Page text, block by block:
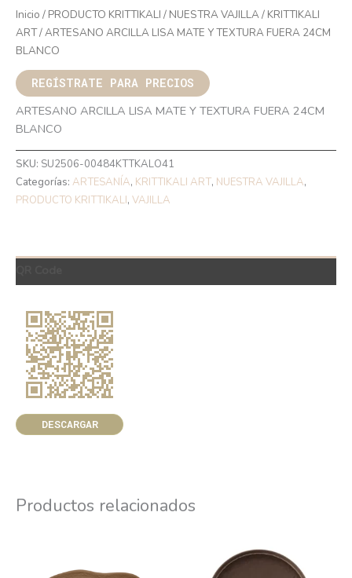
Inicio / PRODUCTO KRITTIKALI / NUESTRA VAJILLA/ KRITTIKALI
ART/ ARTESANO ARCILLA LISA MATE Y TEXTURA FUERA 24CM
BLANCO
REGÍSTRATE PARA PRECIOS
ARTESANO ARCILLA LISA MATE Y TEXTURA FUERA 24CM
BLANCO
SKU: SU2506-00484KTTKALO41
Categorías: ARTESANÍA, KRITTIKALI ART, NUESTRA VAJILLA,
PRODUCTO KRITTIKALI, VAJILLA
DESCARGAR
Productos relacionados